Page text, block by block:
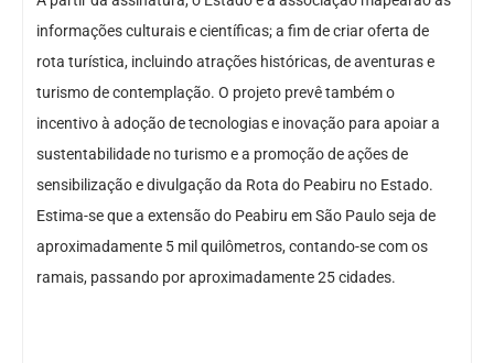
informações culturais e científicas; a fim de criar oferta de
rota turística, incluindo atrações históricas, de aventuras e
turismo de contemplação. O projeto prevê também o
incentivo à adoção de tecnologias e inovação para apoiar a
sustentabilidade no turismo e a promoção de ações de
sensibilização e divulgação da Rota do Peabiru no Estado.
Estima-se que a extensão do Peabiru em São Paulo seja de
aproximadamente 5 mil quilômetros, contando-se com os
ramais, passando por aproximadamente 25 cidades.